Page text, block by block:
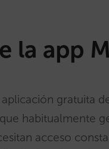
la app
gratuita
habitualmente
acceso